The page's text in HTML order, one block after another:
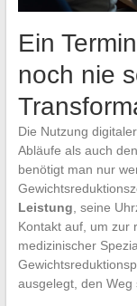
Ein
noch nie
Die Nutzung
Abläufe als auch
benötigt man nur
Leistung , seine
Kontakt auf, um zur
medizinischer
ausgelegt, den Weg